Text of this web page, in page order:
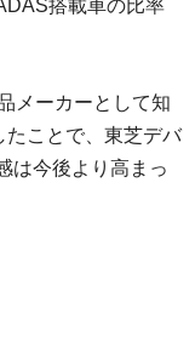
搭載車の比率
メーカーとして知
たことで、東芝デバ
は今後より高まっ